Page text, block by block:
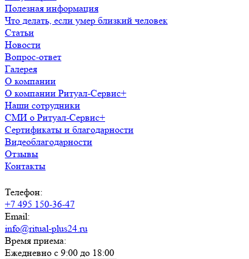
Полезная информация
Что делать, если умер близкий человек
Статьи
Новости
Вопрос-ответ
Галерея
О компании
О компании Ритуал-Сервис+
Наши сотрудники
СМИ о Ритуал-Сервис+
Сертификаты и благодарности
Видеоблагодарности
Отзывы
Контакты
Телефон:
+7 495 150-36-47
Email:
info@ritual-plus24.ru
Время приема:
Ежедневно с 9:00 до 18:00